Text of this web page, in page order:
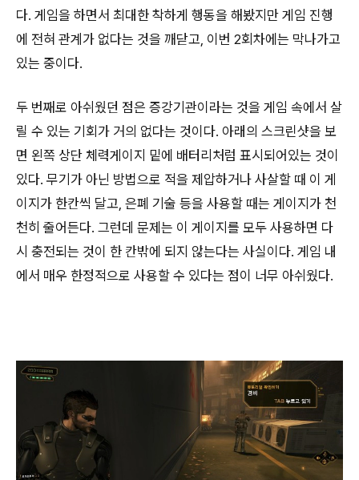
다. 게임을 하면서 최대한 착하게 행동을 해봤지만 게임 진행
에 전혀 관계가 없다는 것을 깨닫고, 이번 2회차에는 막나가고
있는 중이다.
두 번째로 아쉬웠던 점은 증강기관이라는 것을 게임 속에서 살
릴 수 있는 기회가 거의 없다는 것이다. 아래의 스크린샷을 보
면 왼쪽 상단 체력게이지 밑에 배터리처럼 표시되어있는 것이
있다. 무기가 아닌 방법으로 적을 제압하거나 사살할 때 이 게
이지가 한칸씩 달고, 은폐 기술 등을 사용할 때는 게이지가 천
천히 줄어든다. 그런데 문제는 이 게이지를 모두 사용하면 다
시 충전되는 것이 한 칸밖에 되지 않는다는 사실이다. 게임 내
에서 매우 한정적으로 사용할 수 있다는 점이 너무 아쉬웠다.